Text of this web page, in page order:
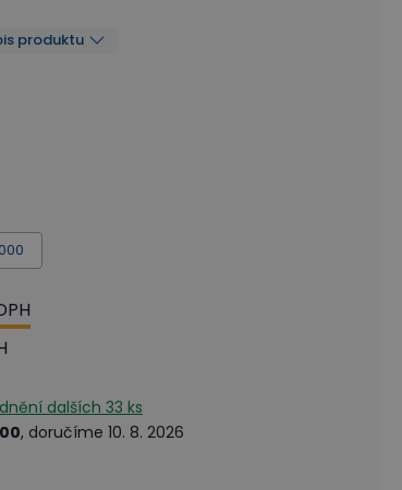
produktu
dalších 33 ks
, doručíme 10. 8. 2026